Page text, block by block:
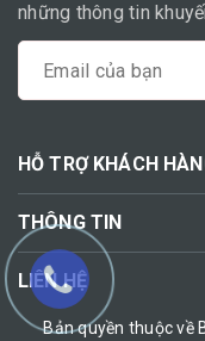
những thông tin
HỖ TRỢ KHÁCH
THÔNG TIN
LIÊN HỆ
Bản quyền thuộc về